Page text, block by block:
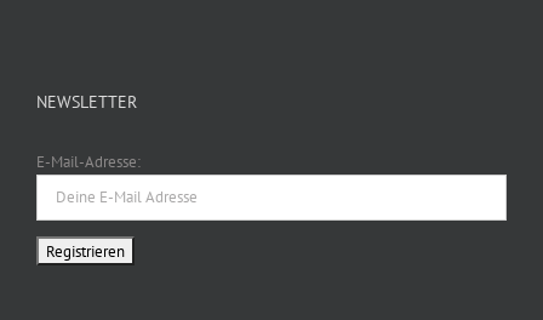
NEWSLETTER
E-Mail-Adresse: